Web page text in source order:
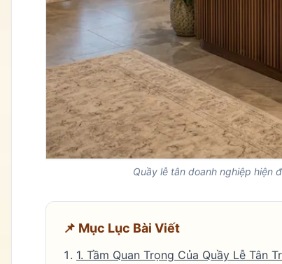
Quầy lễ tân doanh nghiệp hiện
📌 Mục Lục Bài Viết
1. Tầm Quan Trọng Của Quầy Lễ Tân